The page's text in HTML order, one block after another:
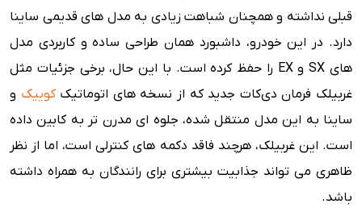
قبلی نداشته و همچنان شباهت زیادی به مدل های قدیمی ساینا
دارد. در این خودرو، داشبورد همان طراحی ساده و کاربردی مدل
های SX و EX را حفظ کرده است. با این حال، برخی جزئیات مثل
غربیلک فرمان دی‌کات جدید که از نسخه های اتوماتیککوییک و
ساینا به این مدل منتقل شده، جلوه ای مدرن تر به کابین داده
است. این غربیلک، هرچند فاقد دکمه های کنترلی است، اما از نظر
ظاهری می تواند جذابیت بیشتری برای رانندگان به همراه داشته
باشد.